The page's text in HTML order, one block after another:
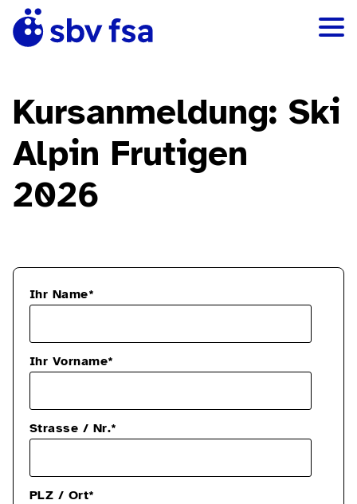
Kursanmeldung: Ski
Alpin Frutigen
2026
Ihr Name*
Ihr Vorname*
Strasse / Nr.*
PLZ / Ort*